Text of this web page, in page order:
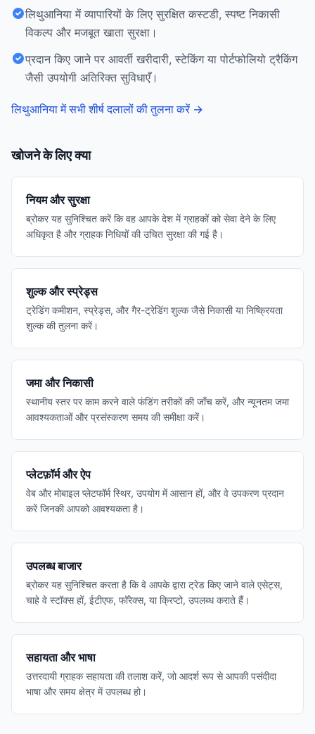
लिथुआनिया में व्यापारियों के लिए सुरक्षित कस्टडी, स्पष्ट निकासी
विकल्प और मजबूत खाता सुरक्षा।
प्रदान किए जाने पर आवर्ती खरीदारी, स्टेकिंग या पोर्टफोलियो ट्रैकिंग
जैसी उपयोगी अतिरिक्त सुविधाएँ।
लिथुआनिया में सभी शीर्ष दलालों की तुलना करें →
खोजने के लिए क्या
नियम और सुरक्षा
ब्रोकर यह सुनिश्चित करें कि वह आपके देश में ग्राहकों को सेवा देने के लिए
अधिकृत है और ग्राहक निधियों की उचित सुरक्षा की गई है।
शुल्क और स्प्रेड्स
ट्रेडिंग कमीशन, स्प्रेड्स, और गैर-ट्रेडिंग शुल्क जैसे निकासी या निष्क्रियता
शुल्क की तुलना करें।
जमा और निकासी
स्थानीय स्तर पर काम करने वाले फंडिंग तरीकों की जाँच करें, और न्यूनतम जमा
आवश्यकताओं और प्रसंस्करण समय की समीक्षा करें।
प्लेटफ़ॉर्म और ऐप
वेब और मोबाइल प्लेटफॉर्म स्थिर, उपयोग में आसान हों, और वे उपकरण प्रदान
करें जिनकी आपको आवश्यकता है।
उपलब्ध बाजार
ब्रोकर यह सुनिश्चित करता है कि वे आपके द्वारा ट्रेड किए जाने वाले एसेट्स,
चाहे वे स्टॉक्स हों, ईटीएफ, फॉरेक्स, या क्रिप्टो, उपलब्ध कराते हैं।
सहायता और भाषा
उत्तरदायी ग्राहक सहायता की तलाश करें, जो आदर्श रूप से आपकी पसंदीदा
भाषा और समय क्षेत्र में उपलब्ध हो।